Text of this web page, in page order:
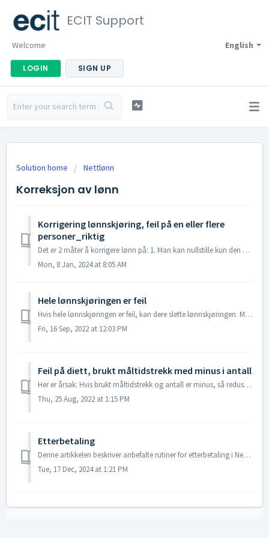
ECIT Support
English
Welcome
LOGIN SIGN UP
Solution home Nettlønn
Korreksjon av lønn
Korrigering lønnskjøring, feil på en eller flere
personer_riktig
Det er 2 måter å korrigere lønn på: 1. Man kan nullstille kun den siste lønnskjøringen for å gjøre endringer og godkjenne lønnskjøringen med samme eller...
Mon, 8 Jan, 2024 at 8:05 AM
Hele lønnskjøringen er feil
Hvis hele lønnskjøringen er feil, kan dere slette lønnskjøringen. Merk at rutinen ikke er reverserbar. Lønnskjøringen blir borte for godt. Her er kort film...
Fri, 16 Sep, 2022 at 12:03 PM
Feil på diett, brukt måltidstrekk med minus i antall
Her er årsak: Hvis brukt måltidstrekk og antall er minus, så reduseres dagene tilsvarende og satsen blir feil som følge av at antall dager blir feil hos sk...
Thu, 25 Aug, 2022 at 1:15 PM
Etterbetaling
Denne artikkelen beskriver anbefalte rutiner for etterbetaling i Nettlønn. Etterbetaling timer Etterbetaling fastlønn Etterbetaling prosent Gjør f...
Tue, 17 Dec, 2024 at 1:21 PM